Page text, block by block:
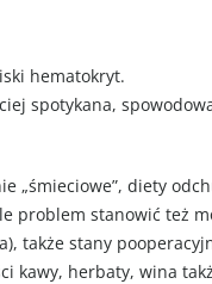
hematokryt.
spotykana,
„śmieciowe”, diety
problem stanowić też
także stany
kawy, herbaty, wina